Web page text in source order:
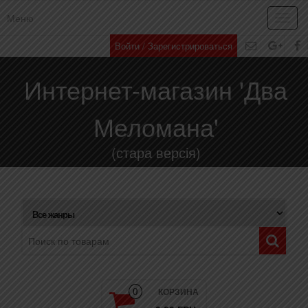
Меню
Войти / Зарегистрироваться
Интернет-магазин 'Два
Меломана'
(стара версія)
0 КОРЗИНА